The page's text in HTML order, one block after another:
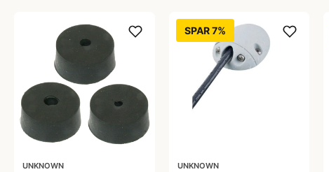
UNKNOWN
SPAR 7%
UNKNOWN